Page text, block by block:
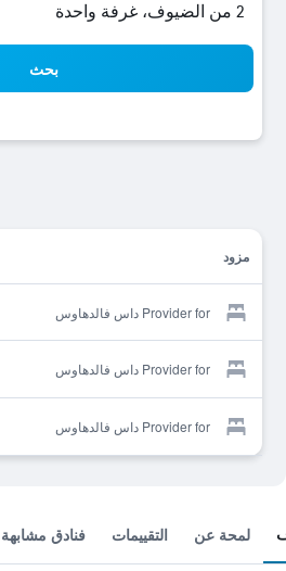
2 من الضيوف، غرفة واحدة
بحث
مزود
Provider for داس فالدهاوس
Provider for داس فالدهاوس
Provider for داس فالدهاوس
لمحة عن التقييمات فنادق مشابهة